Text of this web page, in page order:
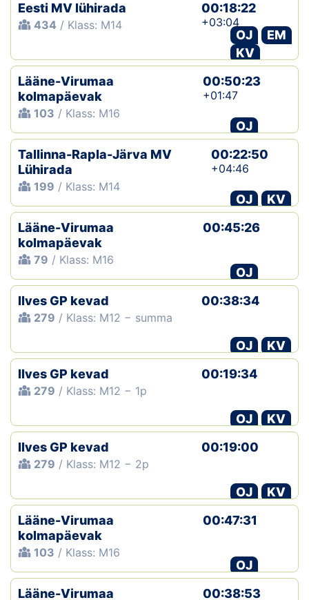
Eesti MV lühirada
434 / Klass: M14
00:18:22
+03:04
OJ
EM
KV
Lääne-Virumaa
kolmapäevak
103 / Klass: M16
00:50:23
+01:47
OJ
Tallinna-Rapla-Järva MV
Lühirada
199 / Klass: M14
00:22:50
+04:46
OJ
KV
Lääne-Virumaa
kolmapäevak
79 / Klass: M16
00:45:26
OJ
Ilves GP kevad
279 / Klass: M12 − summa
00:38:34
OJ
KV
Ilves GP kevad
279 / Klass: M12 − 1p
00:19:34
OJ
KV
Ilves GP kevad
279 / Klass: M12 − 2p
00:19:00
OJ
KV
Lääne-Virumaa
kolmapäevak
103 / Klass: M16
00:47:31
OJ
Lääne-Virumaa
00:38:53